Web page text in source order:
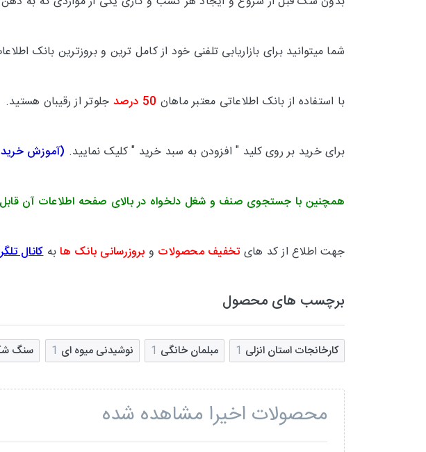
شما میتوانید برای بازاریابی تلفنی خود از کامل ترین و بروزترین
با استفاده از بانک اطلاعاتی معتبر ماهان 50 درصد جلوتر از رقیبان هستید.
برای خرید بر روی کلید " افزودن به سبد خرید " کلیک نمایید. (آموزش خرید
همچنین با جستجوی صنف و شغل دلخواه در بالای صفحه اطلاعات آن
جهت اطلاع از کد های تخفیف محصولات و بروزرسانی بانک ها بهکانال
برچسب های محصول
کارخانجات استان انزلی 1 مبلمان خانگی 1 نوشیدنی میوه ای 1 سنگ
محصولات اخیرا مشاهده شده